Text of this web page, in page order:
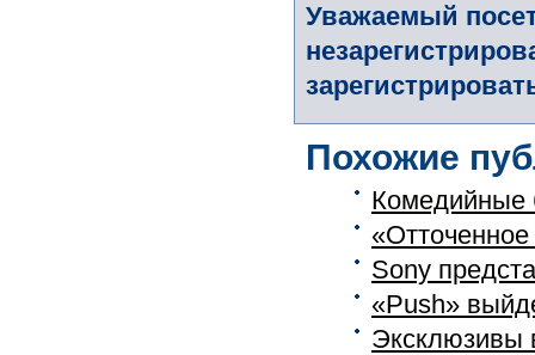
Уважаемый
Похожие
Комедийные
Sony
«Push»
Эксклюзивы